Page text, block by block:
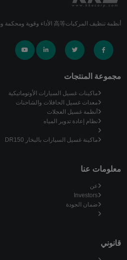
أنظمة تنظيف المركبات高等 الأداء وقوية ومحكمة ومكافحة التلوث.
مجموعة المنتجات
ماكينات غسيل السيارات الأوتوماتيكية
معدات غسيل الحافلات والشاحنات
أنظمة غسيل العجلات
نظام إعادة تدوير المياه
ماكينة غسيل السيارات بالبخار DR150
معلومات عنا
عن
Investors
ضمان الجودة
قانوني